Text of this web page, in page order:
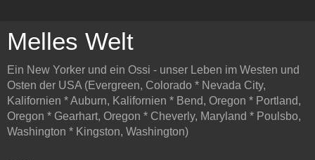
Melles Welt
Ein New Yorker und ein Ossi - unser Leben im Westen und
Osten der USA (Evergreen, Colorado * Nevada City,
Kalifornien * Auburn, Kalifornien * Bend, Oregon * Portland,
Oregon * Gearhart, Oregon * Cheverly, Maryland * Poulsbo,
Washington * Kingston, Washington)